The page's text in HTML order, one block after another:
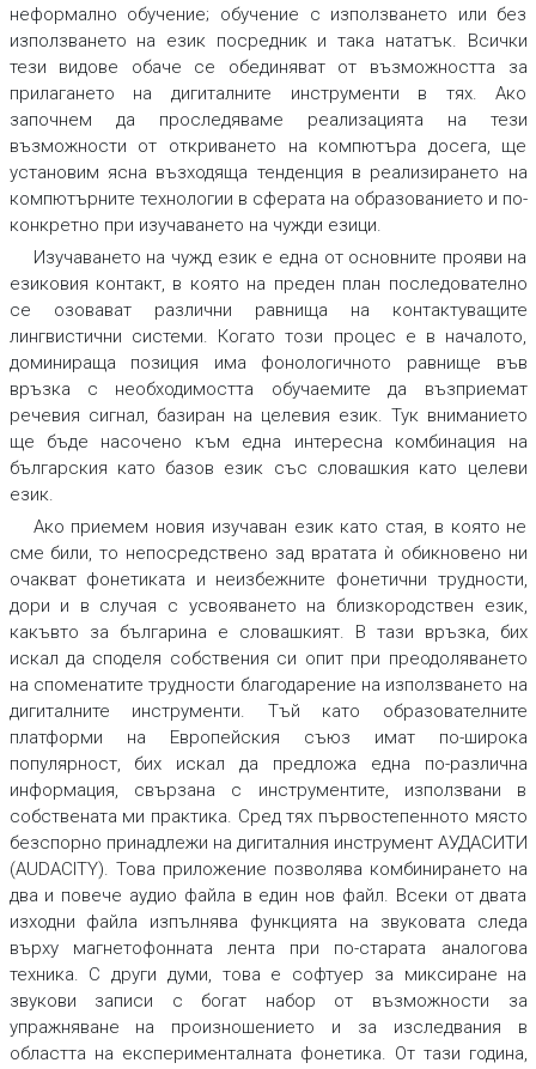
неформално обучение; обучение с използването или без
използването на език посредник и така нататък. Всички
тези видове обаче се обединяват от възможността за
прилагането на дигиталните инструменти в тях. Ако
започнем да проследяваме реализацията на тези
възможности от откриването на компютъра досега, ще
установим ясна възходяща тенденция в реализирането на
компютърните технологии в сферата на образованието и по-
конкретно при изучаването на чужди езици.
Изучаването на чужд език е една от основните прояви на
езиковия контакт, в която на преден план последователно
се озовават различни равнища на контактуващите
лингвистични системи. Когато този процес е в началото,
доминираща позиция има фонологичното равнище във
връзка с необходимостта обучаемите да възприемат
речевия сигнал, базиран на целевия език. Тук вниманието
ще бъде насочено към една интересна комбинация на
българския като базов език със словашкия като целеви
език.
Ако приемем новия изучаван език като стая, в която не
сме били, то непосредствено зад вратата ѝ обикновено ни
очакват фонетиката и неизбежните фонетични трудности,
дори и в случая с усвояването на близкородствен език,
какъвто за българина е словашкият. В тази връзка, бих
искал да споделя собствения си опит при преодоляването
на споменатите трудности благодарение на използването на
дигиталните инструменти. Тъй като образователните
платформи на Европейския съюз имат по-широка
популярност, бих искал да предложа една по-различна
информация, свързана с инструментите, използвани в
собствената ми практика. Сред тях първостепенното място
безспорно принадлежи на дигиталния инструмент АУДАСИТИ
(AUDACITY). Това приложение позволява комбинирането на
два и повече аудио файла в един нов файл. Всеки от двата
изходни файла изпълнява функцията на звуковата следа
върху магнетофонната лента при по-старата аналогова
техника. С други думи, това е софтуер за миксиране на
звукови записи с богат набор от възможности за
упражняване на произношението и за изследвания в
областта на експерименталната фонетика. От тази година,